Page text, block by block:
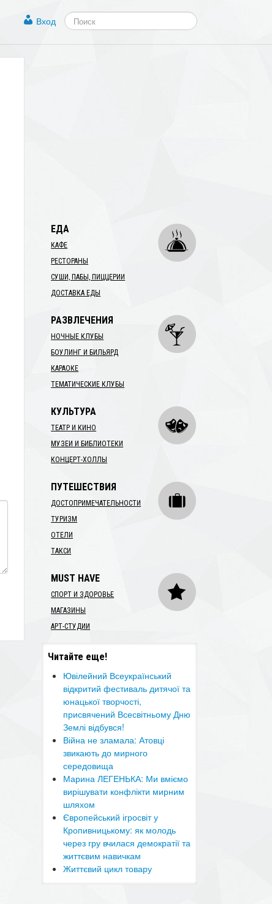
Вход
ЕДА
КАФЕ
РЕСТОРАНЫ
СУШИ, ПАБЫ, ПИЦЦЕРИИ
ДОСТАВКА ЕДЫ
РАЗВЛЕЧЕНИЯ
НОЧНЫЕ КЛУБЫ
БОУЛИНГ И БИЛЬЯРД
КАРАОКЕ
ТЕМАТИЧЕСКИЕ КЛУБЫ
КУЛЬТУРА
ТЕАТР И КИНО
МУЗЕИ И БИБЛИОТЕКИ
КОНЦЕРТ-ХОЛЛЫ
ПУТЕШЕСТВИЯ
ДОСТОПРИМЕЧАТЕЛЬНОСТИ
ТУРИЗМ
ОТЕЛИ
ТАКСИ
MUST HAVE
СПОРТ И ЗДОРОВЬЕ
МАГАЗИНЫ
АРТ-СТУДИИ
Читайте еще!
Ювілейний Всеукраїнський
відкритий фестиваль дитячої та
юнацької творчості,
присвячений Всесвітньому Дню
Землі відбувся!
​Війна не зламала: Атовці
звикають до мирного
середовища
​Марина ЛЕГЕНЬКА: Ми вміємо
вирішувати конфлікти мирним
шляхом
Європейський ігросвіт у
Кропивницькому: як молодь
через гру вчилася демократії та
життєвим навичкам
Життєвий цикл товару